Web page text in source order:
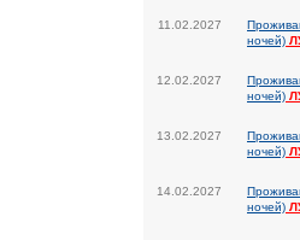
11.02.2027
ночей)
12.02.2027
ночей)
13.02.2027
ночей)
14.02.2027
ночей)